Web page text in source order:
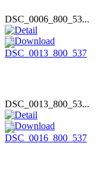
DSC_0006_800_53...
DSC_0013_800_53...